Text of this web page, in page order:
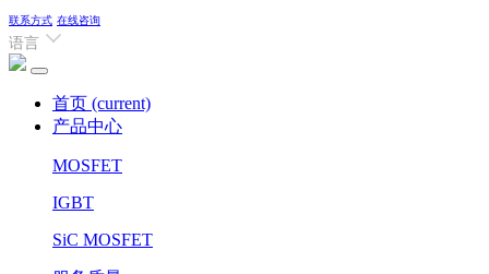
联系方式 在线咨询
语言
首页 (current)
产品中心
MOSFET
IGBT
SiC MOSFET